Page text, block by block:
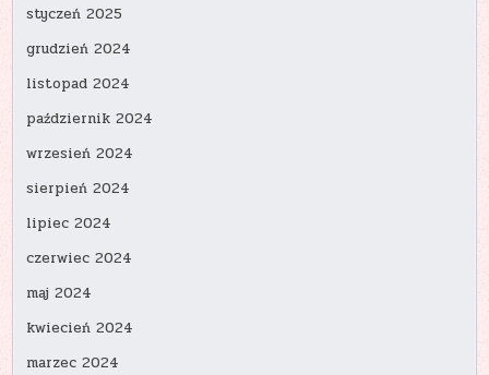
styczeń 2025
grudzień 2024
listopad 2024
październik 2024
wrzesień 2024
sierpień 2024
lipiec 2024
czerwiec 2024
maj 2024
kwiecień 2024
marzec 2024